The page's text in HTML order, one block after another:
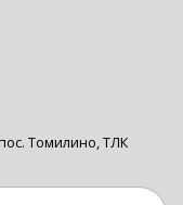
Томилино, ТЛК